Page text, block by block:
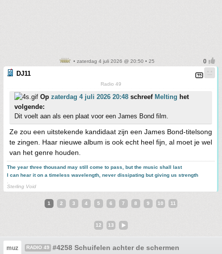
• zaterdag 4 juli 2026 @ 20:50 • 25
DJ11
Radio 49
Op zaterdag 4 juli 2026 20:48 schreef Melting het
volgende:
Dit voelt aan als een plaat voor een James Bond film.
Ze zou een uitstekende kandidaat zijn een James Bond-titelsong
te zingen. Haar nieuwe album is ook echt heel fijn, al moet je wel
van het genre houden.
The year three thousand may still come to pass, but the music shall last
I can hear it on a timeless wavelength, never dissipating but giving us strength
Sterling Void
1 2 3 4 5 6 7 8 9 10 11
12 13
muz RADIO 49 #4258 Schuifelen achter de schermen